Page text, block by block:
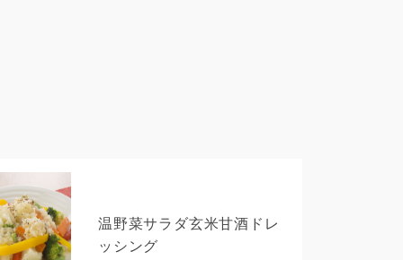
温野菜サラダ玄米甘酒ドレ
ッシング